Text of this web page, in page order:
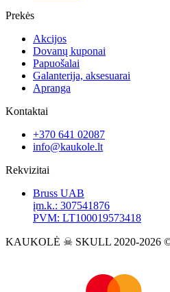
Prekės
Akcijos
Dovanų kuponai
Papuošalai
Galanterija, aksesuarai
Apranga
Kontaktai
+370 641 02087
info@kaukole.lt
Rekvizitai
Bruss UAB
įm.k.: 307541876
PVM: LT100019573418
KAUKOLĖ ☠ SKULL 2020-2026